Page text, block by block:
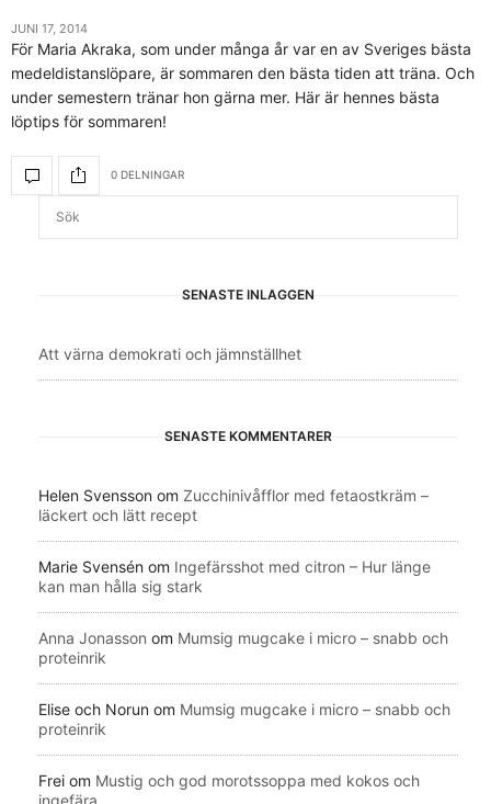
JUNI 17, 2014
För Maria Akraka, som under många år var en av Sveriges bästa
medeldistanslöpare, är sommaren den bästa tiden att träna. Och
under semestern tränar hon gärna mer. Här är hennes bästa
löptips för sommaren!
0 DELNINGAR
SENASTE INLÄGGEN
Att värna demokrati och jämnställhet
SENASTE KOMMENTARER
Helen Svensson om Zucchinivåfflor med fetaostkräm –
läckert och lätt recept
Marie Svensén om Ingefärsshot med citron – Hur länge
kan man hålla sig stark
Anna Jonasson om Mumsig mugcake i micro – snabb och
proteinrik
Elise och Norun om Mumsig mugcake i micro – snabb och
proteinrik
Frei om Mustig och god morotssoppa med kokos och
ingefära